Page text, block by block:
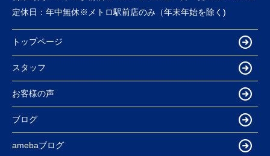
定休日： 年中無休※メトロ駅前店のみ（年末年始を除く)
トップページ
スタッフ
お客様の声
ブログ
amebaブログ